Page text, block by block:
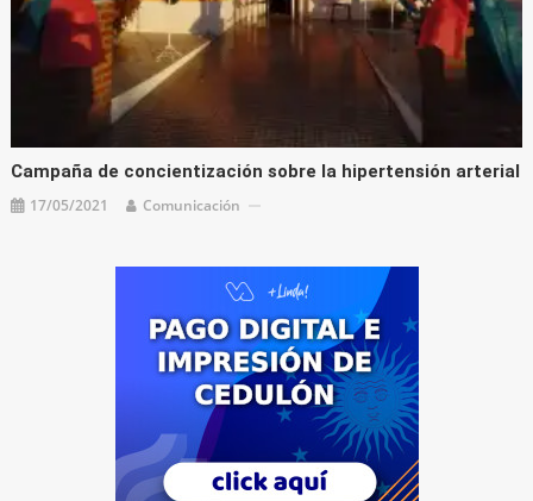
Campaña de concientización sobre la hipertensión arterial
17/05/2021 Comunicación